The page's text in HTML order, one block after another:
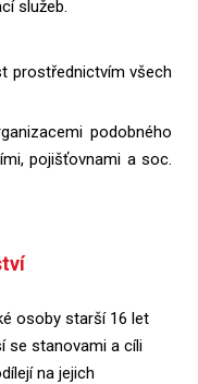
služeb.
prostřednictvím všech
podobného
pojišťovnami a soc.
osoby starší 16 let
se stanovami a cíli
na jejich